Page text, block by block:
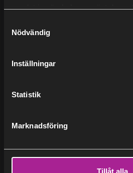
samlat in när du har använt deras
Nödvändig
Inställningar
Statistik
Marknadsföring
Tillåt alla
Om Stockholm Exergi
Nyheter
Regulatoriska nyheter
Adresser till Stockholm Exergi
Studiebesök